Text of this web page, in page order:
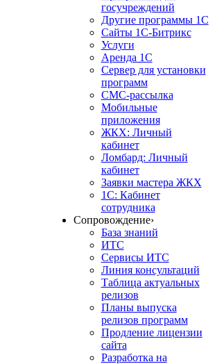
госучреждений
Другие программы 1С
Сайты 1С-Битрикс
Услуги
Аренда 1С
Сервер для установки
программ
СМС-рассылка
Мобильные
приложения
ЖКХ: Личный
кабинет
Ломбард: Личный
кабинет
Заявки мастера ЖКХ
1С: Кабинет
сотрудника
Сопровождение›
База знаний
ИТС
Сервисы ИТС
Линия консультаций
Таблица актуальных
релизов
Планы выпуска
релизов программ
Продление лицензии
сайта
Разработка на